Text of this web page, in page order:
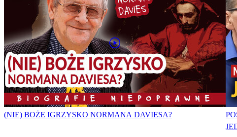
(NIE) BOŻE IGRZYSKO NORMANA DAVIESA?